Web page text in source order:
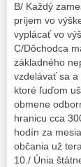
B/ Každý
príjem vo
vyplácať vo
C/Dôchodca
základného
vzdelávať sa
ktoré ľuďom
obmene
hranicu cca
hodín za
občania už
10./ Únia